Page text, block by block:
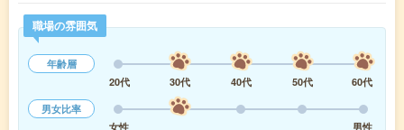
職場の雰囲気
年齢層
20代
30代 40代 50代
60代
男女比率
女性
男性